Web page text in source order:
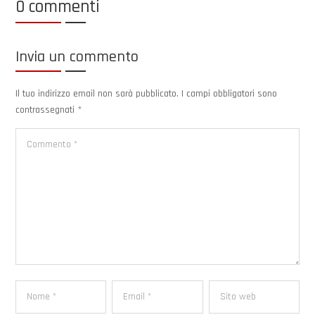
0 commenti
Invia un commento
Il tuo indirizzo email non sarà pubblicato. I campi obbligatori sono
contrassegnati *